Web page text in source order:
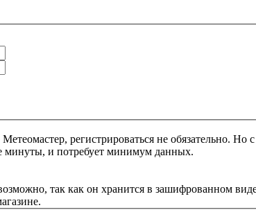
регистрироваться не обязательно. Но
минуты, и потребует минимум данных.
так как он хранится в зашифрованном